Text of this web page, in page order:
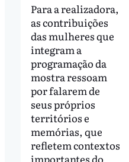
Para a realizadora,
as contribuições
das mulheres que
integram a
programação da
mostra ressoam
por falarem de
seus próprios
territórios e
memórias, que
refletem contextos
importantes do